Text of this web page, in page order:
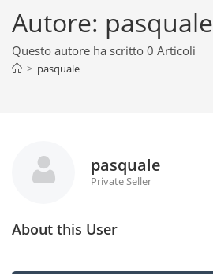
Autore: pasquale
Questo autore ha scritto 0 Articoli
> pasquale
pasquale
Private Seller
About this User